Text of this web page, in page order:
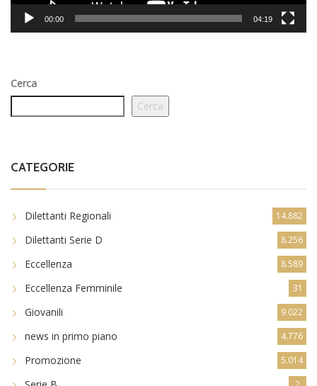
00:00 04:19
Cerca
Cerca
CATEGORIE
Dilettanti Regionali 14.882
Dilettanti Serie D 8.256
Eccellenza 8.589
Eccellenza Femminile 31
Giovanili 9.022
news in primo piano 4.776
Promozione 5.014